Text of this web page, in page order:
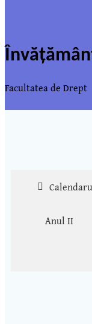
Facultatea de Drept
Anul II